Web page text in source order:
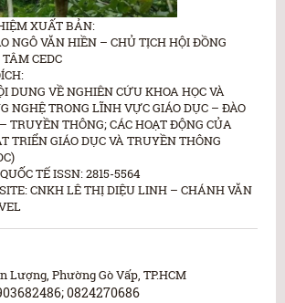
XUẤT BẢN:
NGÔ VĂN HIỀN – CHỦ TỊCH HỘI ĐỒNG
CEDC
DUNG VỀ NGHIÊN CỨU KHOA HỌC VÀ
NGHỆ TRONG LĨNH VỰC GIÁO DỤC – ĐÀO
TRUYỀN THÔNG; CÁC HOẠT ĐỘNG CỦA
TRIỂN GIÁO DỤC VÀ TRUYỀN THÔNG
TẾ ISSN: 2815-5564
CNKH LÊ THỊ DIỆU LINH – CHÁNH VĂN
Lượng, Phường Gò Vấp, TP.HCM
0824270686